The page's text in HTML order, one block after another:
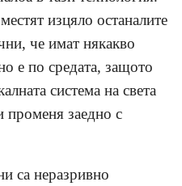
изцяло останалите
че имат някакво
е по средата, защото
система на света
променя заедно с
са неразривно